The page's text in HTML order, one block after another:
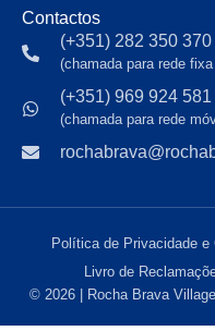
Contactos
(+351) 282 350 370
(chamada para rede
(+351) 969 924 581
(chamada para rede
© 2026 | Rocha Brava
Política de Privacidade e
Livro de